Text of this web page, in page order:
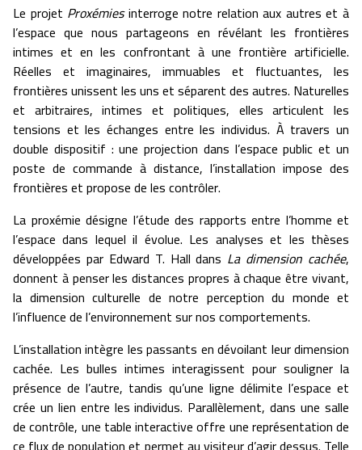
Le projet Proxémiesinterroge notre relation aux autres et à
l’espace que nous partageons en révélant les frontières
intimes et en les confrontant à une frontière artificielle.
Réelles et imaginaires, immuables et fluctuantes, les
frontières unissent les uns et séparent des autres. Naturelles
et arbitraires, intimes et politiques, elles articulent les
tensions et les échanges entre les individus. À travers un
double dispositif : une projection dans l’espace public et un
poste de commande à distance, l’installation impose des
frontières et propose de les contrôler.
La proxémie désigne l’étude des rapports entre l’homme et
l’espace dans lequel il évolue. Les analyses et les thèses
développées par Edward T. Hall dans La dimension cachée,
donnent à penser les distances propres à chaque être vivant,
la dimension culturelle de notre perception du monde et
l’influence de l’environnement sur nos comportements.
L’installation intègre les passants en dévoilant leur dimension
cachée. Les bulles intimes interagissent pour souligner la
présence de l’autre, tandis qu’une ligne délimite l’espace et
crée un lien entre les individus. Parallèlement, dans une salle
de contrôle, une table interactive offre une représentation de